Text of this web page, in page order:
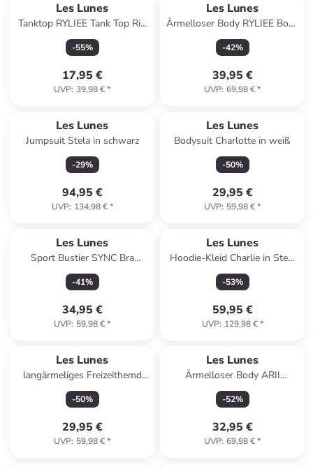
Les Lunes
Tanktop RYLIEE Tank Top Rib
in schwarz
-55%
17,95 €
UVP: 39,98 €*
Les Lunes
Ärmelloser Body RYLIEE Body
Rib in pale lilac
-42%
39,95 €
UVP: 69,98 €*
Les Lunes
Jumpsuit Stela in schwarz
-29%
94,95 €
UVP: 134,98 €*
Les Lunes
Bodysuit Charlotte in weiß
-50%
29,95 €
UVP: 59,98 €*
Les Lunes
Sport Bustier SYNC Bra
Seamless Removeble Pads in
Ochre
-41%
34,95 €
UVP: 59,98 €*
Les Lunes
Hoodie-Kleid Charlie in Steel
Blue
-53%
59,95 €
UVP: 129,98 €*
Les Lunes
langärmeliges Freizeithemd
SCARLETT Longsleeve Basic
in schwarz
-50%
29,95 €
UVP: 59,98 €*
Les Lunes
Ärmelloser Body ARII
Spaghetti Straps Body in
Ochre
-52%
32,95 €
UVP: 69,98 €*